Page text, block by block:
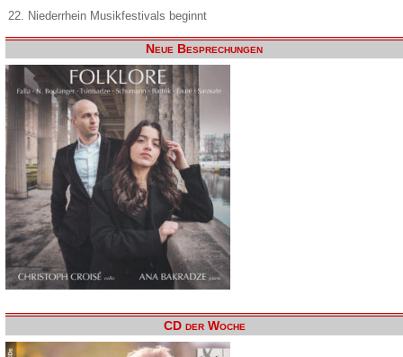
22. Niederrhein Musikfestivals beginnt
Neue Besprechungen
CD der Woche